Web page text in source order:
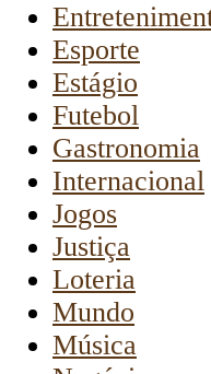
Esporte
Estágio
Futebol
Gastronomia
Internacional
Jogos
Justiça
Loteria
Mundo
Música